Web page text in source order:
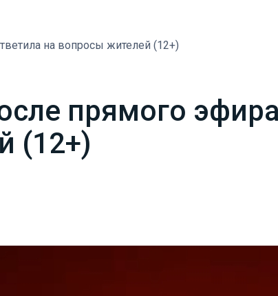
на вопросы жителей (12+)
прямого
(12+)